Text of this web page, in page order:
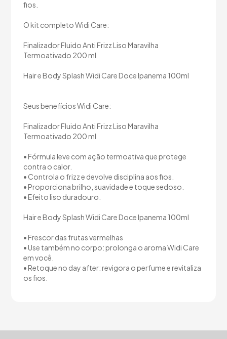
fios.
O kit completo Widi Care:
Finalizador Fluido Anti Frizz Liso Maravilha
Termoativado 200 ml
Hair e Body Splash Widi Care Doce Ipanema 100ml
Seus benefícios Widi Care:
Finalizador Fluido Anti Frizz Liso Maravilha
Termoativado 200 ml
• Fórmula leve com ação termoativa que protege
contra o calor.
• Controla o frizz e devolve disciplina aos fios.
• Proporciona brilho, suavidade e toque sedoso.
• Efeito liso duradouro.
Hair e Body Splash Widi Care Doce Ipanema 100ml
• Frescor das frutas vermelhas
• Use também no corpo: prolonga o aroma Widi Care
em você.
• Retoque no day after: revigora o perfume e revitaliza
os fios.